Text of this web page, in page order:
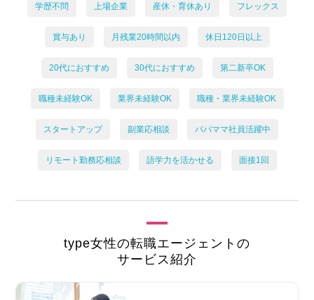
学歴不問 上場企業 産休・育休あり フレックス
賞与あり 月残業20時間以内 休日120日以上
20代におすすめ 30代におすすめ 第二新卒OK
職種未経験OK 業界未経験OK 職種・業界未経験OK
スタートアップ 副業応相談 パパママ社員活躍中
リモート勤務応相談 語学力を活かせる 面接1回
type女性の転職エージェントの
サービス紹介